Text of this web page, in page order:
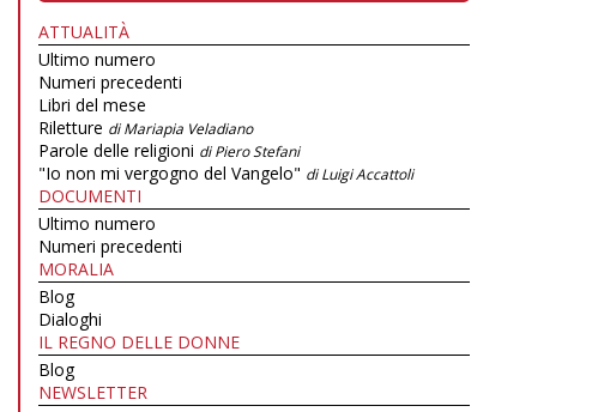
ATTUALITÀ
Ultimo numero
Numeri precedenti
Libri del mese
Riletture di Mariapia Veladiano
Parole delle religioni di Piero Stefani
"Io non mi vergogno del Vangelo" di Luigi Accattoli
DOCUMENTI
Ultimo numero
Numeri precedenti
MORALIA
Blog
Dialoghi
IL REGNO DELLE DONNE
Blog
NEWSLETTER